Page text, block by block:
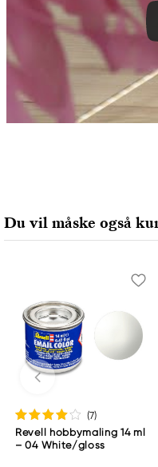
Du vil måske også
(7)
Revell hobbymaling 14 ml
– 04 White/gloss